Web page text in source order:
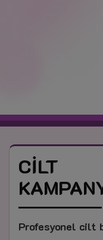
CİLT
Profesyonel cilt